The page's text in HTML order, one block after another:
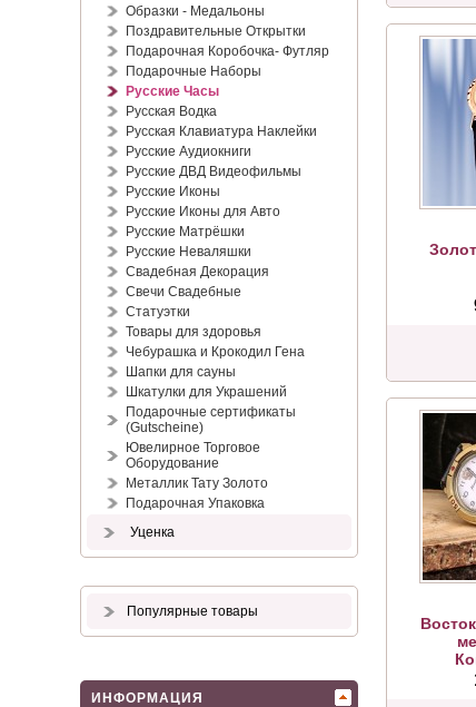
Образки - Медальоны
Поздравительные Открытки
Подарочная Коробочка- Футляр
Подарочные Наборы
Русские Часы
Русская Водка
Русская Клавиатура Наклейки
Русские Аудиокниги
Русские ДВД Видеофильмы
Русские Иконы
Русские Иконы для Авто
Русские Матрёшки
Русские Неваляшки
Свадебная Декорация
Свечи Свадебные
Статуэтки
Товары для здоровья
Чебурашка и Крокодил Гена
Шапки для сауны
Шкатулки для Украшений
Подарочные сертификаты
(Gutscheine)
Ювелирное Торговое
Оборудование
Металлик Тату Золото
Подарочная Упаковка
Уценка
Популярные товары
ИНФОРМАЦИЯ